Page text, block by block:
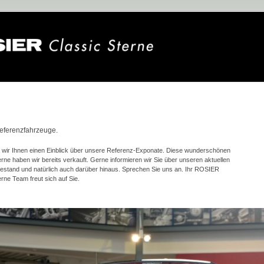
wir Ihnen einen Einblick über unsere Referenz-Exponate. Diese wunderschönen
haben wir bereits verkauft. Gerne informieren wir Sie über unseren aktuellen
und natürlich auch darüber hinaus. Sprechen Sie uns an. Ihr ROSIER
Team freut sich auf Sie.